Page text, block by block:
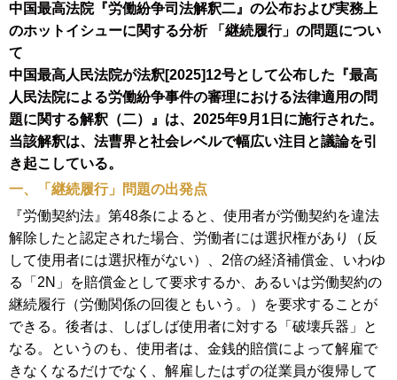
中国最高法院『労働紛争司法解釈二』の公布および実務上
のホットイシューに関する分析 「継続履行」の問題につい
て
中国最高人民法院が法釈[2025]12号として公布した『最高
人民法院による労働紛争事件の審理における法律適用の問
題に関する解釈（二）』は、2025年9月1日に施行された。
当該解釈は、法曹界と社会レベルで幅広い注目と議論を引
き起こしている。
一、「継続履行」問題の出発点
『労働契約法』第48条によると、使用者が労働契約を違法
解除したと認定された場合、労働者には選択権があり（反
して使用者には選択権がない）、2倍の経済補償金、いわゆ
る「2N」を賠償金として要求するか、あるいは労働契約の
継続履行（労働関係の回復ともいう。）を要求することが
できる。後者は、しばしば使用者に対する「破壊兵器」と
なる。というのも、使用者は、金銭的賠償によって解雇で
きなくなるだけでなく、解雇したはずの従業員が復帰して